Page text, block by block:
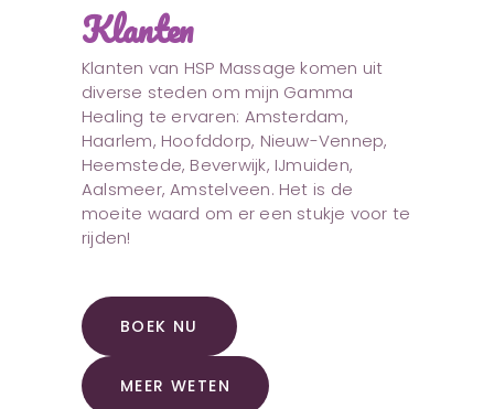
Klanten
Klanten van HSP Massage komen uit
diverse steden om mijn Gamma
Healing te ervaren: Amsterdam,
Haarlem, Hoofddorp, Nieuw-Vennep,
Heemstede, Beverwijk, IJmuiden,
Aalsmeer, Amstelveen. Het is de
moeite waard om er een stukje voor te
rijden!
BOEK NU
MEER WETEN